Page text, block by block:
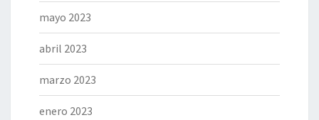
mayo 2023
abril 2023
marzo 2023
enero 2023